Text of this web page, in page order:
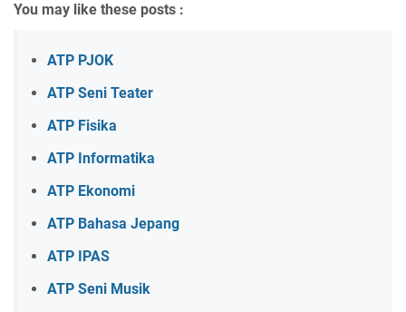
You may like these posts :
ATP PJOK
ATP Seni Teater
ATP Fisika
ATP Informatika
ATP Ekonomi
ATP Bahasa Jepang
ATP IPAS
ATP Seni Musik